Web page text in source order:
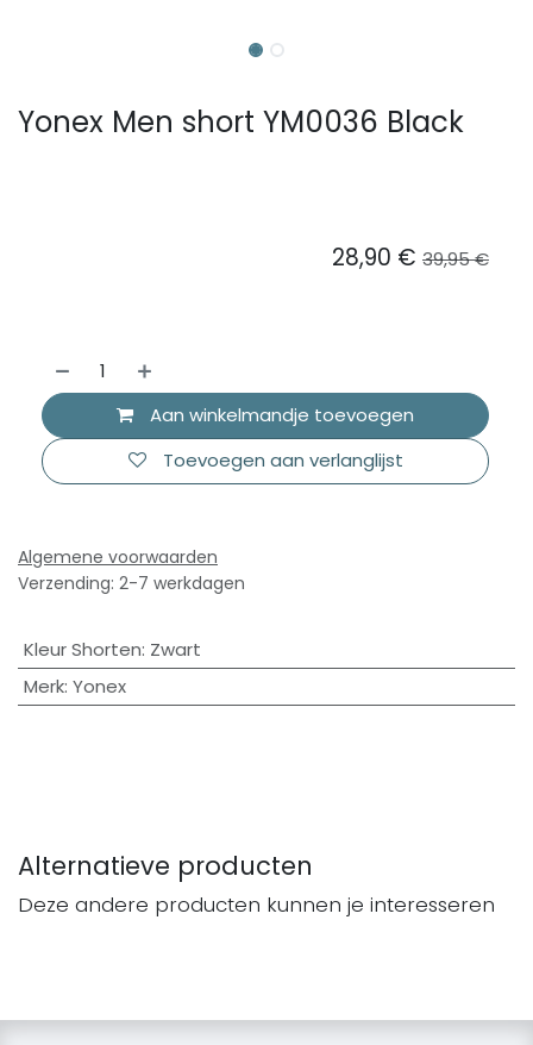
Yonex Men short YM0036 Black
Aan winkelmandje toevoegen
Toevoegen aan verlanglijst
28,90 € 39,95€
Algemene voorwaarden
Verzending: 2-7 werkdagen
Kleur Shorten: Zwart
Merk: Yonex
Alternatieve producten
Deze andere producten kunnen je interesseren